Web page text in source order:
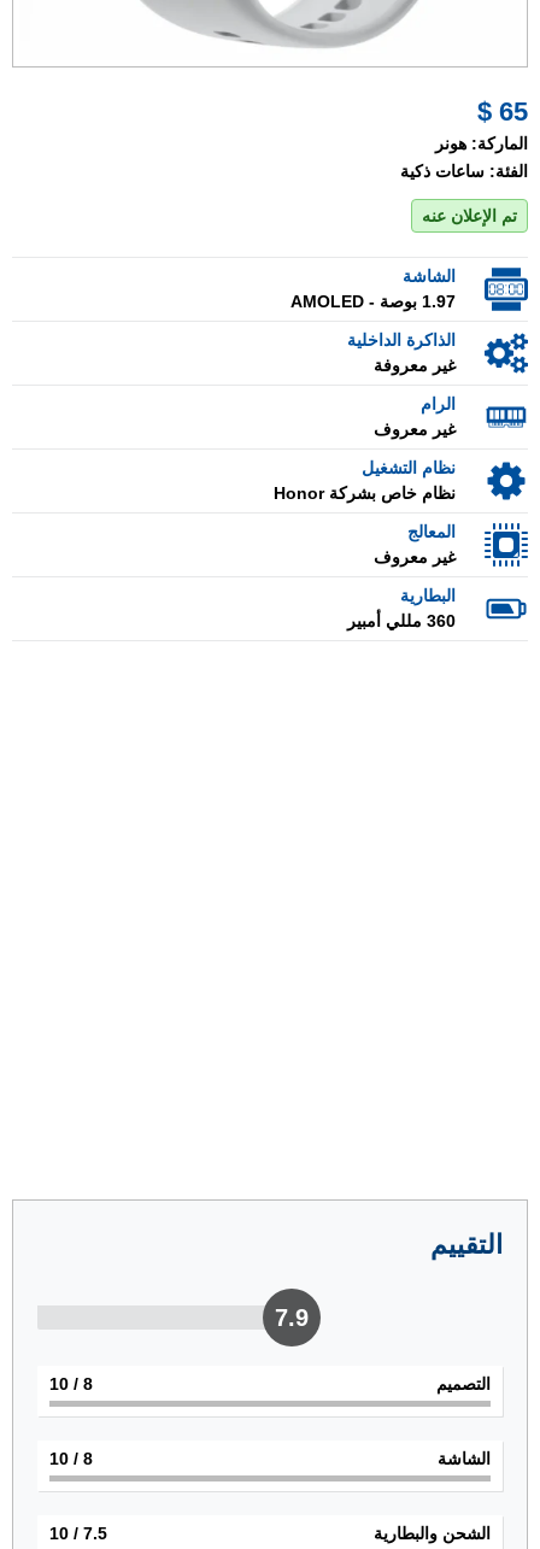
65 $
الماركة: هونر
الفئة: ساعات ذكية
تم الإعلان عنه
الشاشة
1.97 بوصة - AMOLED
الذاكرة الداخلية
غير معروفة
الرام
غير معروف
نظام التشغيل
نظام خاص بشركة Honor
المعالج
غير معروف
البطارية
360 مللي أمبير
التقييم
7.9
التصميم 8
/ 10
الشاشة 8
/ 10
الشحن والبطارية 7.5
/ 10